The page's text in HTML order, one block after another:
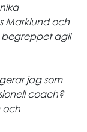
Marklund och
begreppet agil
jag som
coach?
och